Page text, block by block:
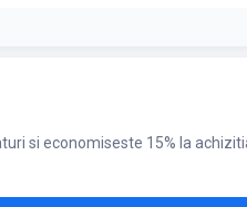
si economiseste 15% la